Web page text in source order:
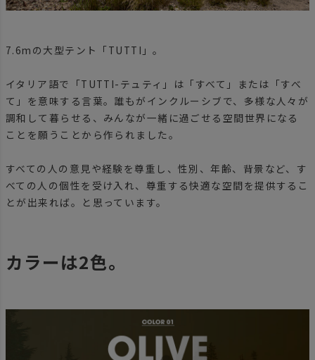
7.6mの大型テント「TUTTI」。
イタリア語で「TUTTI-テュティ」は「すべて」または「すべ
て」を意味する言葉。誰もがインクルーシブで、多様な人々が
調和して暮らせる、みんなが一緒に過ごせる空間世界になる
ことを願うことから作られました。
すべての人の意見や経験を尊重し、性別、年齢、背景など、す
べての人の個性を受け入れ、尊重する快適な空間を提供するこ
とが出来れば。と思っています。
カラーは2色。